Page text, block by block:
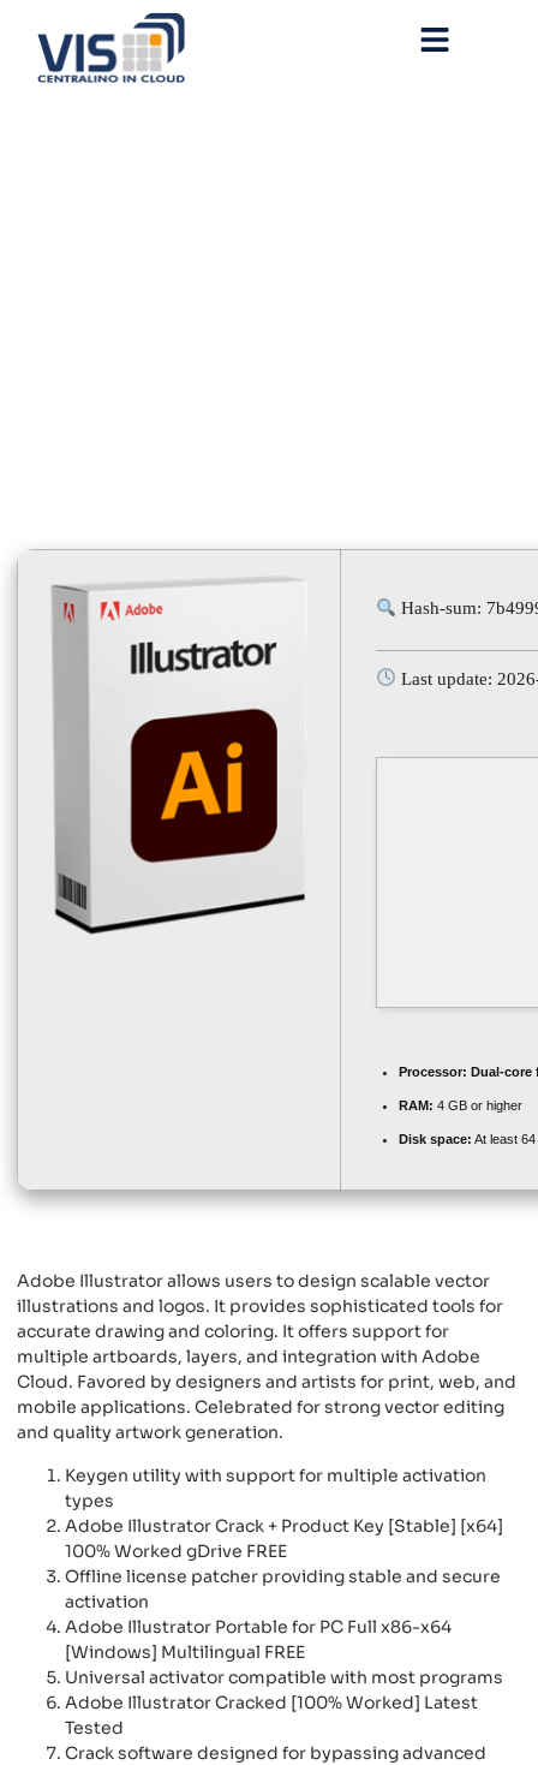
Hash-sum:
Last update:
Processor: Dual-core
RAM: 4 GB or higher
Disk space: At least
Adobe Illustrator allows users to design scalable vector
illustrations and logos. It provides sophisticated tools for
accurate drawing and coloring. It offers support for
multiple artboards, layers, and integration with Adobe
Cloud. Favored by designers and artists for print, web, and
mobile applications. Celebrated for strong vector editing
and quality artwork generation.
Keygen utility with support for multiple activation
types
Adobe Illustrator Crack + Product Key [Stable] [x64]
100% Worked gDrive FREE
Offline license patcher providing stable and secure
activation
Adobe Illustrator Portable for PC Full x86-x64
[Windows] Multilingual FREE
Universal activator compatible with most programs
Adobe Illustrator Cracked [100% Worked] Latest
Tested
Crack software designed for bypassing advanced